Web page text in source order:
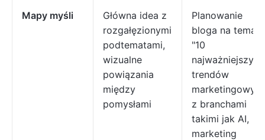
Mapy myśli
Główna idea z
rozgałęzionymi
podtematami,
wizualne
powiązania
między
pomysłami
Planowanie
bloga na temat
"10
najważniejszych
trendów
z branchami
takimi jak AI,
marketing